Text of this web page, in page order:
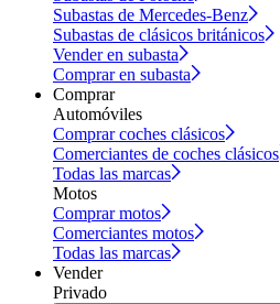
Subastas de Mercedes-Benz
Subastas de clásicos británicos
Vender en subasta
Comprar en subasta
Comprar
Automóviles
Comprar coches clásicos
Comerciantes de coches clásicos
Todas las marcas
Motos
Comprar motos
Comerciantes motos
Todas las marcas
Vender
Privado